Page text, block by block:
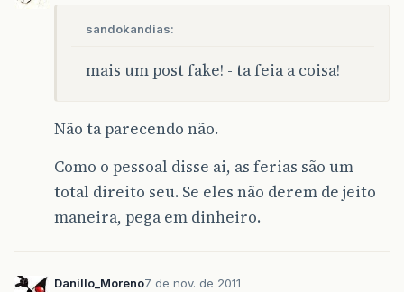
sandokandias:
mais um post fake! - ta feia a coisa!
Não ta parecendo não.
Como o pessoal disse ai, as ferias são um
total direito seu. Se eles não derem de jeito
maneira, pega em dinheiro.
Danillo_Moreno7 de nov. de 2011